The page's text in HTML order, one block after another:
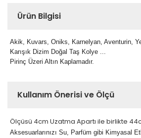
Ürün Bilgisi
Akik, Kuvars, Oniks, Karnelyan, Aventurin,
Karışık Dizim Doğal Taş Kolye ...
Pirinç Üzeri Altın Kaplamadır.
Kullanım Önerisi ve Ölçü
Ölçüsü 4cm Uzatma Apartı ile birlikte
Aksesuarlarınızı Su, Parfüm gibi Kimyasal